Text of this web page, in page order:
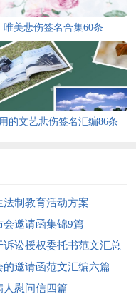
唯美悲伤签名合集60条
的文艺悲伤签名汇编86条
法制教育活动方案
会邀请函集锦9篇
诉讼授权委托书范文汇总
的邀请函范文汇编六篇
人慰问信四篇